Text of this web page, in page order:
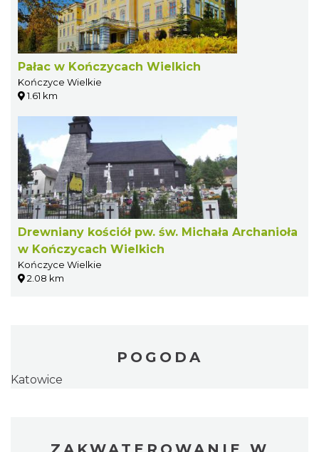
Pałac w Kończycach Wielkich
Kończyce Wielkie
1.61 km
Drewniany kościół pw. św. Michała Archanioła
w Kończycach Wielkich
Kończyce Wielkie
2.08 km
POGODA
Katowice